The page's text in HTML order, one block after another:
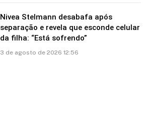
Nivea Stelmann desabafa após
separação e revela que esconde celular
da filha: “Está sofrendo”
3 de agosto de 2026 12:56